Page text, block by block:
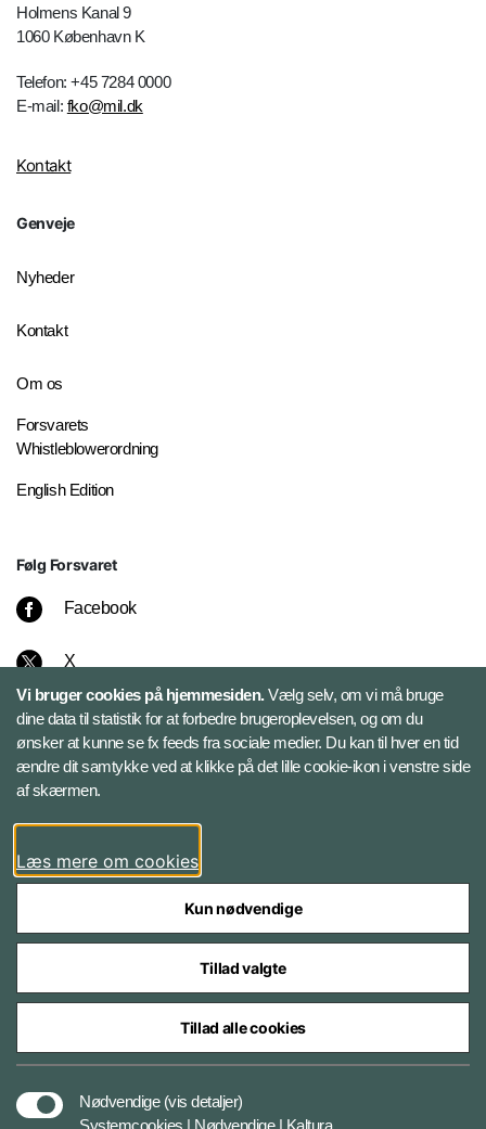
Holmens Kanal 9
1060 København K
Telefon: +45 7284 0000
E-mail: fko@mil.dk
Kontakt
Genveje
Nyheder
Kontakt
Om os
Forsvarets
Whistleblowerordning
English Edition
Følg Forsvaret
Facebook
X
Instagram
Bluesky
LinkedIn
Styrelser og myndigheder under Forsvarsministeriet
Vi bruger cookies på hjemmesiden.Vælg selv, om vi må bruge
dine data til statistik for at forbedre brugeroplevelsen, og om du
ønsker at kunne se fx feeds fra sociale medier. Du kan til hver en tid
ændre dit samtykke ved at klikke på det lille cookie-ikon i venstre side
af skærmen.
Læs mere om cookies
Kun nødvendige
Tillad valgte
Tillad alle cookies
Nødvendige (vis detaljer)
Systemcookies | Nødvendige | Kaltura